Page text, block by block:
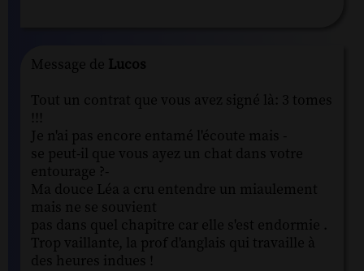
Message de Lucos
Tout un contrat que vous avez signé là: 3 tomes
!!!
Je n'ai pas encore entamé l'écoute mais -
se peut-il que vous ayez un chat dans votre
entourage ?-
Ma douce Léa a cru entendre un miaulement
mais ne se souvient
pas dans quel chapitre car elle s'est endormie .
Trop vaillante, la prof d'anglais qui travaille à
des heures indues !